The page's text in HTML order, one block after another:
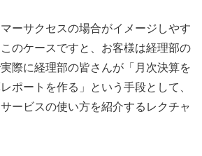
ーサクセスの場合がイメージしやす
のケースですと、お客様は経理部の
際に経理部の皆さんが「月次決算を
ポートを作る」という手段として、
ービスの使い方を紹介するレクチャ